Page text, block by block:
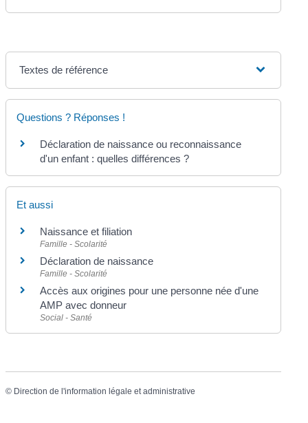
Textes de référence
Questions ? Réponses !
Déclaration de naissance ou reconnaissance
d'un enfant : quelles différences ?
Et aussi
Naissance et filiation
Famille - Scolarité
Déclaration de naissance
Famille - Scolarité
Accès aux origines pour une personne née d'une
AMP avec donneur
Social - Santé
© Direction de l'information légale et administrative